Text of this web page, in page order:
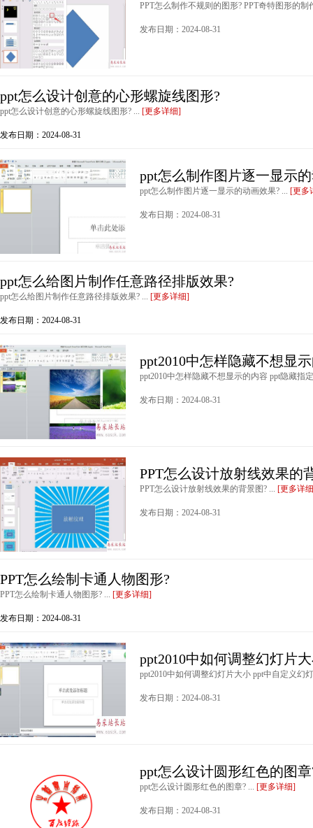
PPT怎么制作不规则的图形? PPT奇特图形的制
发布日期：2024-08-31
ppt怎么设计创意的心形螺旋线图形?
ppt怎么设计创意的心形螺旋线图形? ... [更多详细]
发布日期：2024-08-31
ppt怎么制作图片逐一显示
ppt怎么制作图片逐一显示的动画效果? ... [更多
发布日期：2024-08-31
ppt怎么给图片制作任意路径排版效果?
ppt怎么给图片制作任意路径排版效果? ... [更多详细]
发布日期：2024-08-31
ppt2010中怎样隐藏不想显
ppt2010中怎样隐藏不想显示的内容 ppt隐藏指
发布日期：2024-08-31
PPT怎么设计放射线效果的
PPT怎么设计放射线效果的背景图? ... [更多详
发布日期：2024-08-31
PPT怎么绘制卡通人物图形?
PPT怎么绘制卡通人物图形? ... [更多详细]
发布日期：2024-08-31
ppt2010中如何调整幻灯片
ppt2010中如何调整幻灯片大小 ppt中自定义幻
发布日期：2024-08-31
ppt怎么设计圆形红色的图章
ppt怎么设计圆形红色的图章? ... [更多详细]
发布日期：2024-08-31